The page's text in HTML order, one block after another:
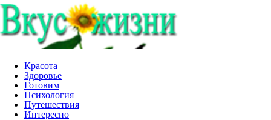
Красота
Здоровье
Готовим
Психология
Путешествия
Интересно